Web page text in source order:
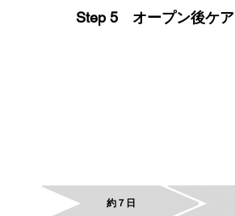
​Step 5 オープン後ケア
​約７日